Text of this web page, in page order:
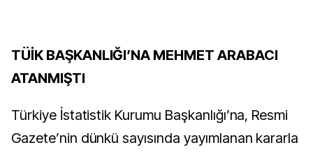
TÜİK BAŞKANLIĞI’NA MEHMET ARABACI
ATANMIŞTI
Türkiye İstatistik Kurumu Başkanlığı’na, Resmi
Gazete’nin dünkü sayısında yayımlanan kararla